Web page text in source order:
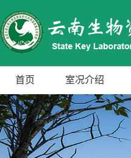
首页 室况介绍